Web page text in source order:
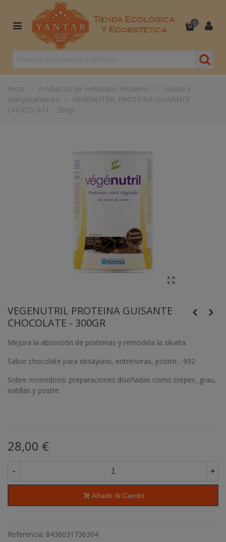
0
Inicio > Productos de Herbolario Moderno > Silueta y
adelgazamiento > VEGENUTRIL PROTEINA GUISANTE
CHOCOLATE - 300gr
VEGENUTRIL PROTEINA GUISANTE
CHOCOLATE - 300GR
Mejora la absorción de proteinas y remodela la silueta.
Sabor chocolate para desayuno, entrehoras, postre... 992
Sobre monodosis: preparaciones diseñadas como crepes, grau,
natillas y postre.
28,00 €
- +
Añadir Al Carrito
Referencia: 8436031736304